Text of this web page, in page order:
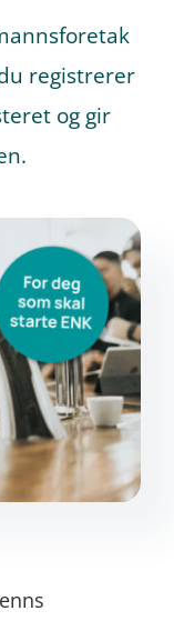
registrerer
og gir